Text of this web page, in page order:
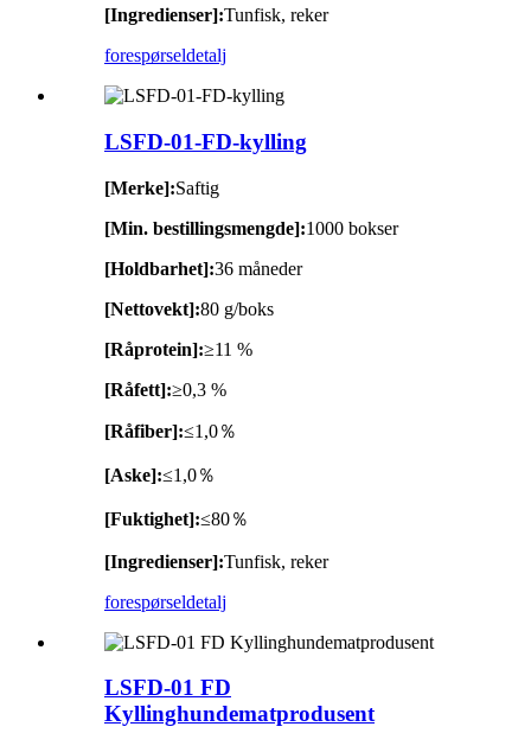
[Ingredienser]:Tunfisk, reker
forespørseldetalj
LSFD-01-FD-kylling
[Merke]:Saftig
[Min. bestillingsmengde]:1000 bokser
[Holdbarhet]:36 måneder
[Nettovekt]:80 g/boks
[Råprotein]:≥11 %
[Råfett]:≥0,3 %
[Råfiber]:≤1,0％
[Aske]:≤1,0％
[Fuktighet]:≤80％
[Ingredienser]:Tunfisk, reker
forespørseldetalj
LSFD-01 FD
Kyllinghundematprodusent